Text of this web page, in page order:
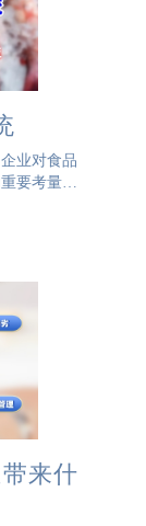
业对食品
要考量因
此一个高
来什